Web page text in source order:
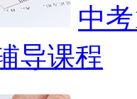
中
导课程